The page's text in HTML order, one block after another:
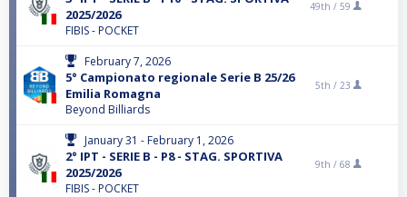
2025/2026
FIBIS - POCKET
49th / 59
February 7, 2026
5° Campionato regionale Serie B 25/26
Emilia Romagna
Beyond Billiards
5th / 23
January 31 - February 1, 2026
2° IPT - SERIE B - P8 - STAG. SPORTIVA
2025/2026
FIBIS - POCKET
9th / 68